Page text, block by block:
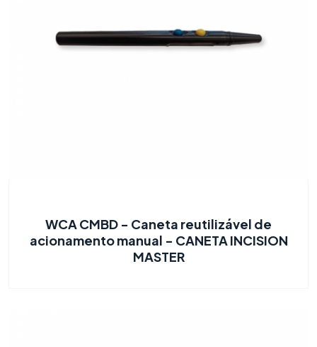
WCA CMBD - Caneta reutilizável de
acionamento manual - CANETA INCISION
MASTER